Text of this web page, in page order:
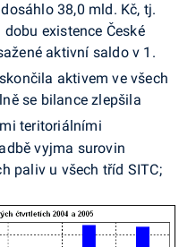
38,0 mld. Kč, tj.
existence České
aktivní saldo v 1.
aktivem ve všech
se bilance zlepšila
teritoriálními
vyjma surovin
paliv u všech tříd SITC;